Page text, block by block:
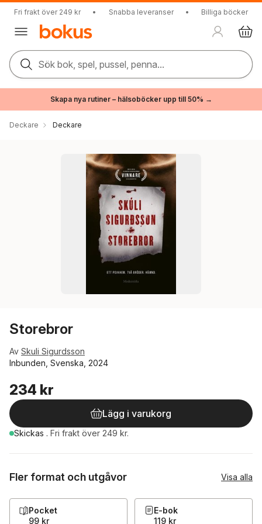
Fri frakt över 249 kr • Snabba leveranser • Billiga böcker
Sök bok, spel, pussel, penna...
Skapa nya rutiner – hälsoböcker upp till 50% →
Deckare Deckare
Storebror
Av Skuli Sigurdsson
Inbunden, Svenska, 2024
234 kr
Lägg i varukorg
Skickas . Fri frakt över 249 kr.
Fler format och utgåvor Visa alla
Pocket
99 kr
E-bok
119 kr